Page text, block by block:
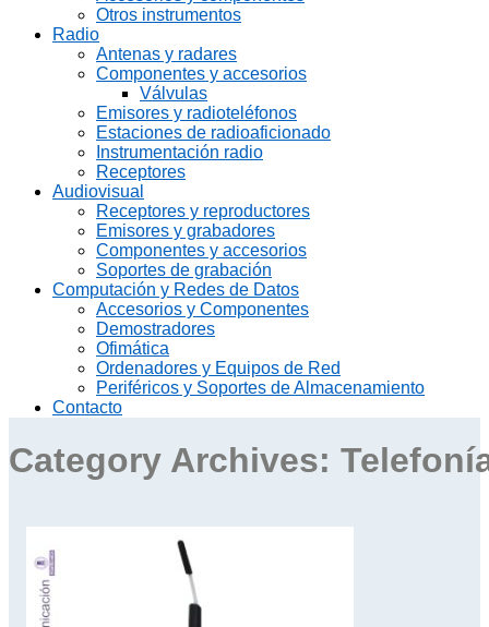
Otros instrumentos
Radio
Antenas y radares
Componentes y accesorios
Válvulas
Emisores y radioteléfonos
Estaciones de radioaficionado
Instrumentación radio
Receptores
Audiovisual
Receptores y reproductores
Emisores y grabadores
Componentes y accesorios
Soportes de grabación
Computación y Redes de Datos
Accesorios y Componentes
Demostradores
Ofimática
Ordenadores y Equipos de Red
Periféricos y Soportes de Almacenamiento
Contacto
Category Archives: